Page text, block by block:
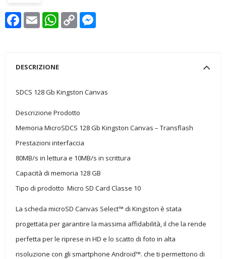
Facebook
Email WhatsApp
Copy
Link
DESCRIZIONE
SDCS 128 Gb Kingston Canvas
Descrizione Prodotto
Memoria MicroSDCS 128 Gb Kingston Canvas – Transflash
Prestazioni interfaccia
80MB/s in lettura e 10MB/s in scrittura
Capacità di memoria 128 GB
Tipo di prodotto Micro SD Card Classe 10
La scheda microSD Canvas Select™ di Kingston è stata
progettata per garantire la massima affidabilità, il che la rende
perfetta per le riprese in HD e lo scatto di foto in alta
risoluzione con gli smartphone Android™. che ti permettono di